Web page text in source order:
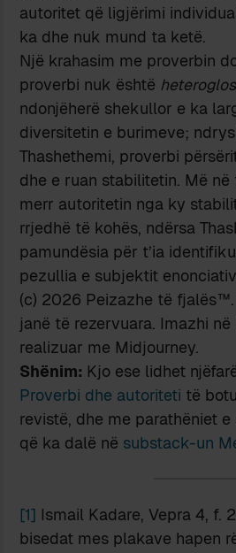
autoritet që ligjërimi
ka dhe nuk mund ta ketë.
Një krahasim me proverbin
proverbi nuk është
ndonjëherë shekullor e ka
diversitetin e burimeve;
Thashethemi, proverbi
dhe e ruan stabilitetin. Më
merr autoritetin nga ky
rrjedhë të kohës, ndërsa
pamundësia për t’ia
pezullia e subjektit
(c) 2026 Peizazhe të
janë të rezervuara. Imazhi
realizuar me Midjourney.
Shënim: Kjo ese lidhet
Proverbi dhe autoriteti të
revistë, dhe me parathëniet e
që ka dalë në substack-un
[1] Ismail Kadare, Vepra 4, f.
bisedat mes plakave hapen